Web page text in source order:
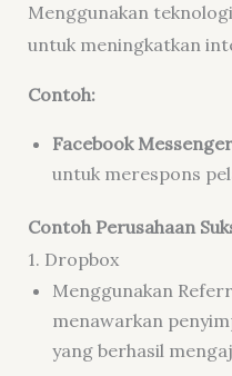
Menggunakan
untuk meningkatkan
Contoh:
Facebook
untuk merespons
Contoh Perusahaan
1. Dropbox
Menggunakan
menawarkan
yang berhasil